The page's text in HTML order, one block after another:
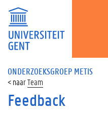
ONDERZOEKSGROEP METIS
Team
Feedback